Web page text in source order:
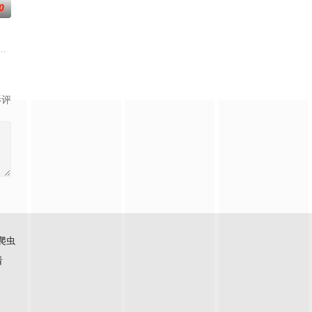
雅王后的追杀，目的在于以她为祭品咒杀凯鲁王子。在凯鲁的庇护与指导
马的挚友拼命寻找失踪少女的故事。本剧集围绕着平凡的中学生平太郎和两
评
虫